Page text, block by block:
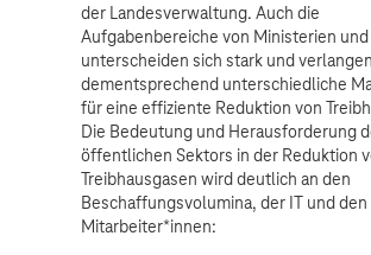
der Landesverwaltung. Auch die
Aufgabenbereiche von Ministerien
unterscheiden sich stark und verlangen
dementsprechend unterschiedliche
für eine effiziente Reduktion von
Die Bedeutung und Herausforderung
öffentlichen Sektors in der Reduktion
Treibhausgasen wird deutlich an den
Beschaffungsvolumina, der IT und den
Mitarbeiter*innen: